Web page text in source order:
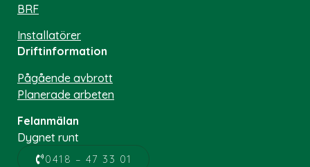
BRF
Installatörer
Driftinformation
Pågående avbrott
Planerade arbeten
Felanmälan
Dygnet runt
0418 – 47 33 01